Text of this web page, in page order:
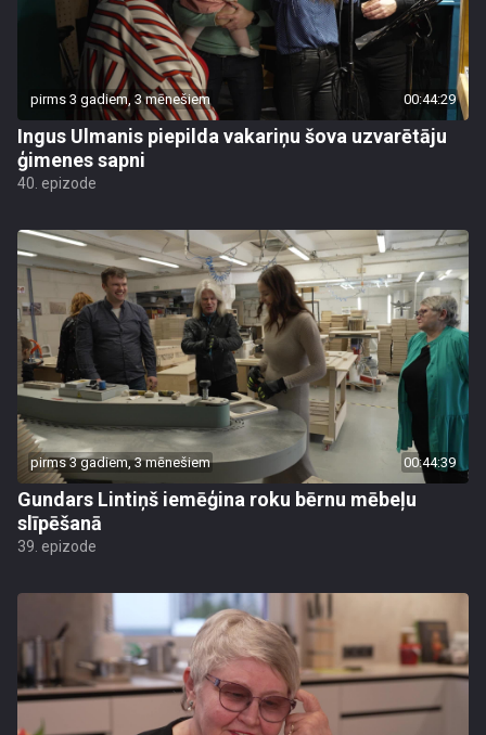
pirms 3 gadiem, 3 mēnešiem 00:44:29
Ingus Ulmanis piepilda vakariņu šova uzvarētāju
ģimenes sapni
40. epizode
pirms 3 gadiem, 3 mēnešiem 00:44:39
Gundars Lintiņš iemēģina roku bērnu mēbeļu
slīpēšanā
39. epizode